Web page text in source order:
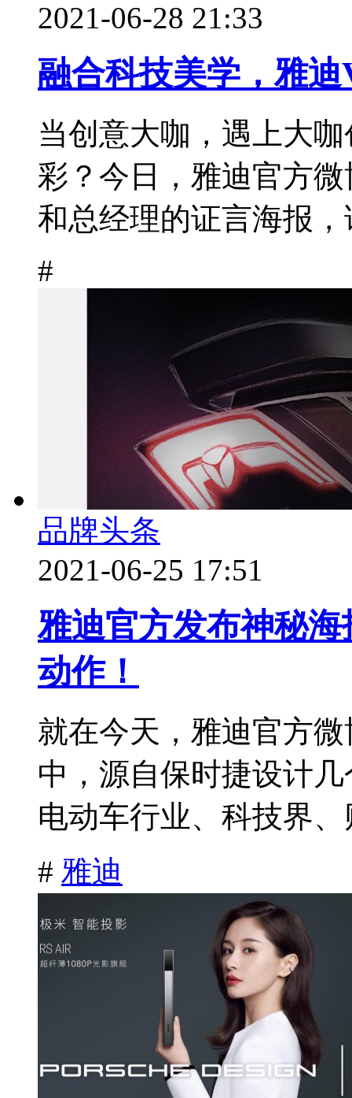
2021-06-28 21:33
融合科技美学，雅
当创意大咖，遇上大
彩？今日，雅迪官方
和总经理的证言海报
#
品牌头条
2021-06-25 17:51
雅迪官方发布神秘
动作！
就在今天，雅迪官方
中，源自保时捷设计
电动车行业、科技界
# 雅迪